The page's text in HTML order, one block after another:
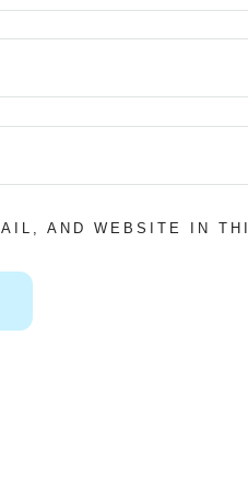
AND WEBSITE IN